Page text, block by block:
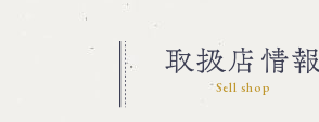
取扱店情報
Sell shop